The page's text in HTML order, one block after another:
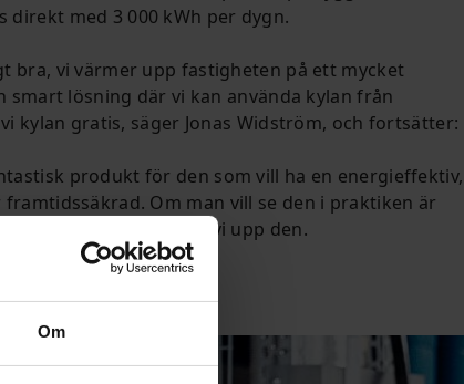
Om
med 3 000 kWh per dygn.
bra, vi värmer upp fastigheten på ett mycket
smart lösning där vi kan använda kylan från
kylan gratis, säger Jonas Widström, och fortsätter:
produkt för den som vill ha en energieffektiv,
Om man vill se den i praktiken är
till oss i Kumla så visar vi upp den.